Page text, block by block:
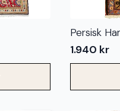
Persisk
1.940 kr